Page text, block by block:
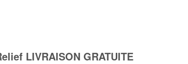
LIVRAISON GRATUITE